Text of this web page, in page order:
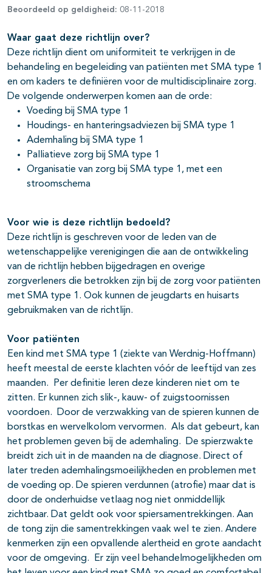
Beoordeeld op geldigheid: 08-11-2018
Waar gaat deze richtlijn over?
Deze richtlijn dient om uniformiteit te verkrijgen in de
behandeling en begeleiding van patiënten met SMA type 1
en om kaders te definiëren voor de multidisciplinaire zorg.
De volgende onderwerpen komen aan de orde:
Voeding bij SMA type 1
Houdings- en hanteringsadviezen bij SMA type 1
Ademhaling bij SMA type 1
Palliatieve zorg bij SMA type 1
Organisatie van zorg bij SMA type 1, met een
stroomschema
Voor wie is deze richtlijn bedoeld?
Deze richtlijn is geschreven voor de leden van de
wetenschappelijke verenigingen die aan de ontwikkeling
van de richtlijn hebben bijgedragen en overige
zorgverleners die betrokken zijn bij de zorg voor patiënten
met SMA type 1. Ook kunnen de jeugdarts en huisarts
gebruikmaken van de richtlijn.
Voor patiënten
Een kind met SMA type 1 (ziekte van Werdnig-Hoffmann)
heeft meestal de eerste klachten vóór de leeftijd van zes
maanden. Per definitie leren deze kinderen niet om te
zitten. Er kunnen zich slik-, kauw- of zuigstoornissen
voordoen. Door de verzwakking van de spieren kunnen de
borstkas en wervelkolom vervormen. Als dat gebeurt, kan
het problemen geven bij de ademhaling. De spierzwakte
breidt zich uit in de maanden na de diagnose. Direct of
later treden ademhalingsmoeilijkheden en problemen met
de voeding op. De spieren verdunnen (atrofie) maar dat is
door de onderhuidse vetlaag nog niet onmiddellijk
zichtbaar. Dat geldt ook voor spiersamentrekkingen. Aan
de tong zijn die samentrekkingen vaak wel te zien. Andere
kenmerken zijn een opvallende alertheid en grote aandacht
voor de omgeving. Er zijn veel behandelmogelijkheden om